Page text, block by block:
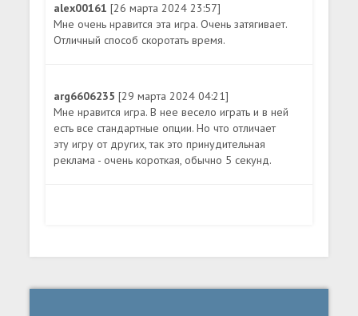
alex00161[26 марта 2024 23:57]
Мне очень нравится эта игра. Очень затягивает.
Отличный способ скоротать время.
arg6606235[29 марта 2024 04:21]
Мне нравится игра. В нее весело играть и в ней
есть все стандартные опции. Но что отличает
эту игру от других, так это принудительная
реклама - очень короткая, обычно 5 секунд.